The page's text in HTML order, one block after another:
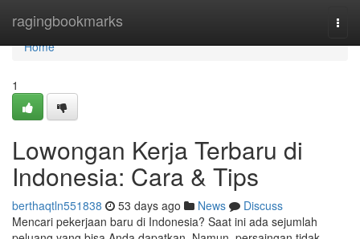
ragingbookmarks
Home
Home
1
Lowongan Kerja Terbaru di
Indonesia: Cara & Tips
berthaqtln551838 53 days ago News
Discuss
Mencari pekerjaan baru di Indonesia? Saat ini ada sejumlah